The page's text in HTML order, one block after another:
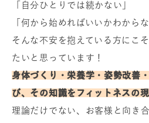
「自分ひとりでは続かない」
「何から始めればいいかわからな
そんな不安を抱えている方にこ
たいと思っています！
身体づくり・栄養学・姿勢改善
び、その知識をフィットネスの
理論だけでない、お客様と向き